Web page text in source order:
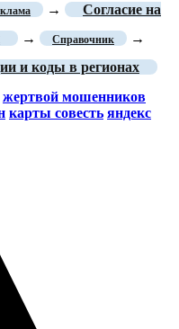
→
Согласие на
→ Справочник →
и коды в регионах
жертвой мошенников
карты совесть яндекс